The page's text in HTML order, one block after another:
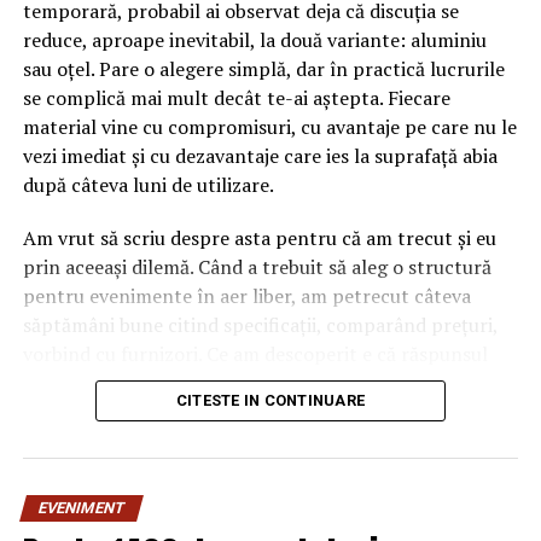
temporară, probabil ai observat deja că discuția se
reduce, aproape inevitabil, la două variante: aluminiu
sau oțel. Pare o alegere simplă, dar în practică lucrurile
se complică mai mult decât te-ai aștepta. Fiecare
material vine cu compromisuri, cu avantaje pe care nu le
vezi imediat și cu dezavantaje care ies la suprafață abia
după câteva luni de utilizare.
Am vrut să scriu despre asta pentru că am trecut și eu
prin aceeași dilemă. Când a trebuit să aleg o structură
pentru evenimente în aer liber, am petrecut câteva
săptămâni bune citind specificații, comparând prețuri,
„corect” depinde mult de context, de cât de des muți
pavilionul și de ce condiții meteo ai de înfruntat.
materialului mai mult decât
CITESTE IN CONTINUARE
EVENIMENT